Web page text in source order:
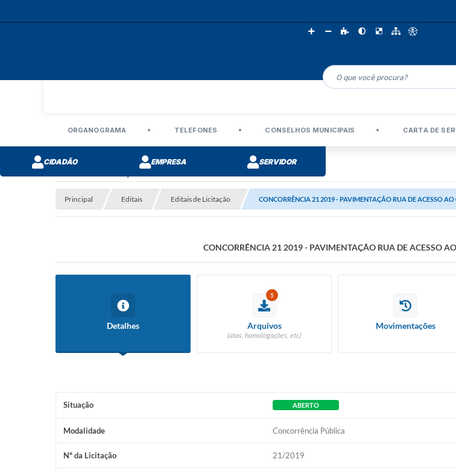
ORGANOGRAMA TELEFONES CONSELHOS MUNICIPAIS CARTA DE
CIDADÃO EMPRESA SERVIDOR
Editais de Licitação
Principal Editais Editais de Licitação CONCORRÊNCIA 21 2019 - PAVIMENTAÇÃO RUA DE ACESSO
CONCORRÊNCIA 21 2019 - PAVIMENTAÇÃO RUA DE ACESSO
Detalhes
5
Arquivos
(atas, homologações, etc)
Movimentações
Situação ABERTO
Modalidade Concorrência Pública
Nº da Licitação 21/2019